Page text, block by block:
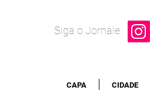
Siga o Jornale
CAPA CIDADE